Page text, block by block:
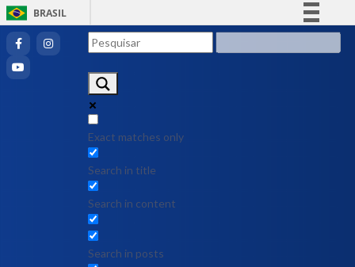
BRASIL
Exact matches only
Search in title
Search in content
Search in posts